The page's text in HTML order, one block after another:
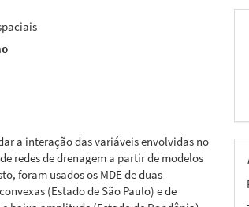
a interação das variáveis envolvidas no
redes de drenagem a partir de modelos
foram usados os MDE de duas
(Estado de São Paulo) e de